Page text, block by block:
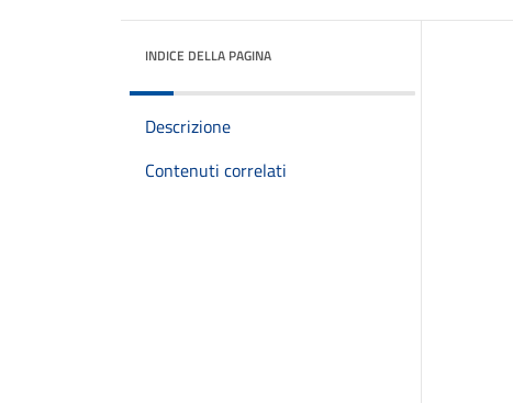
INDICE DELLA PAGINA
Descrizione
Contenuti correlati